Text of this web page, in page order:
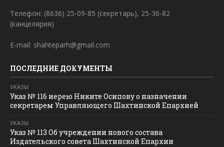
Телефон: (8636) 25-09-85 (секретарь), 25-36-82
(канцелярия)
E-mail: shahteparh@gmail.com
ПОСЛЕДНИЕ ДОКУМЕНТЫ
УКАЗЫ
Указ № 116 иерею Никите Осипову о назначении
секретарем Управляющего Шахтинской Епархией
УКАЗЫ
Указ № 113 Об учреждении нового состава
Издательского совета Шахтинской Епархии